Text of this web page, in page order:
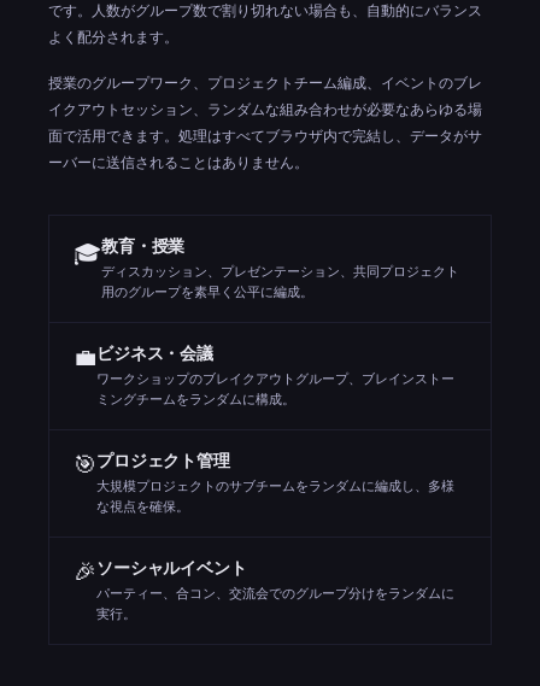
です。人数がグループ数で割り切れない場合も、自動的にバランス
よく配分されます。
授業のグループワーク、プロジェクトチーム編成、イベントのブレ
イクアウトセッション、ランダムな組み合わせが必要なあらゆる場
面で活用できます。処理はすべてブラウザ内で完結し、データがサ
ーバーに送信されることはありません。
🎓教育・授業
ディスカッション、プレゼンテーション、共同プロジェクト
用のグループを素早く公平に編成。
💼ビジネス・会議
ワークショップのブレイクアウトグループ、ブレインストー
ミングチームをランダムに構成。
🎯プロジェクト管理
大規模プロジェクトのサブチームをランダムに編成し、多様
な視点を確保。
🎉 ソーシャルイベント
パーティー、合コン、交流会でのグループ分けをランダムに
実行。